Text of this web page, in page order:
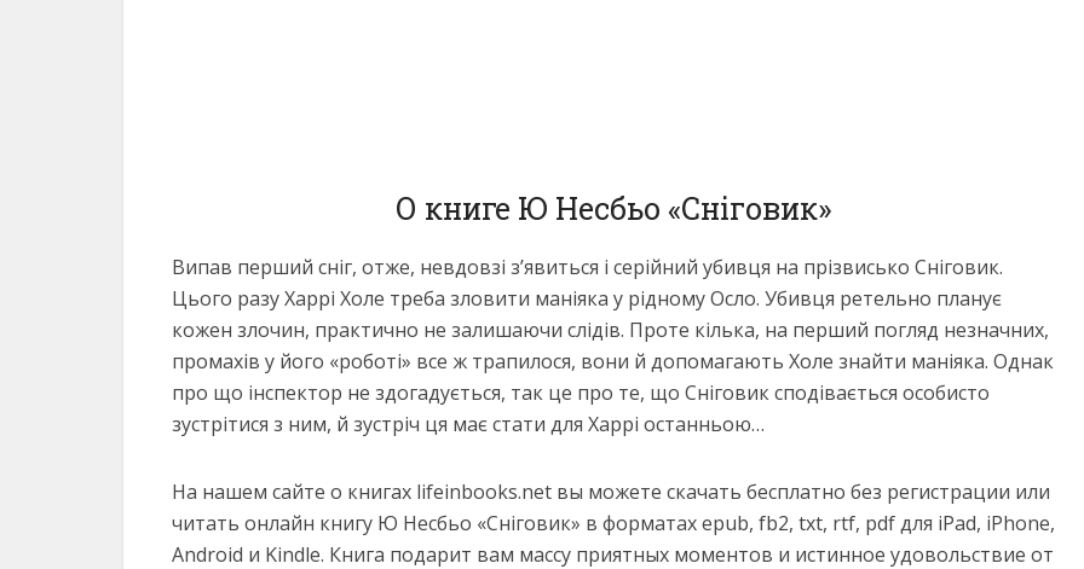
О книге Ю Несбьо «Сніговик»
Випав перший сніг, отже, невдовзі з’явиться і серійний убивця на прізвисько Сніговик.
Цього разу Харрі Холе треба зловити маніяка у рідному Осло. Убивця ретельно планує
кожен злочин, практично не залишаючи слідів. Проте кілька, на перший погляд незначних,
промахів у його «роботі» все ж трапилося, вони й допомагають Холе знайти маніяка. Однак
про що інспектор не здогадується, так це про те, що Сніговик сподівається особисто
зустрітися з ним, й зустріч ця має стати для Харрі останньою…
На нашем сайте о книгах lifeinbooks.net вы можете скачать бесплатно без регистрации или
читать онлайн книгу Ю Несбьо «Сніговик» в форматах epub, fb2, txt, rtf, pdf для iPad, iPhone,
Android и Kindle. Книга подарит вам массу приятных моментов и истинное удовольствие от